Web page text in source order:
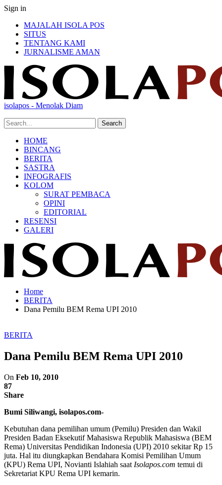
Sign in
MAJALAH ISOLA POS
SITUS
TENTANG KAMI
JURNALISME AMAN
isolapos - Menolak Diam
HOME
BINCANG
BERITA
SASTRA
INFOGRAFIS
KOLOM
SURAT PEMBACA
OPINI
EDITORIAL
RESENSI
GALERI
Home
BERITA
Dana Pemilu BEM Rema UPI 2010
BERITA
Dana Pemilu BEM Rema UPI 2010
On Feb 10, 2010
87
Share
Bumi Siliwangi, isolapos.com-
Kebutuhan dana pemilihan umum (Pemilu) Presiden dan Wakil
Presiden Badan Eksekutif Mahasiswa Republik Mahasiswa (BEM
Rema) Universitas Pendidikan Indonesia (UPI) 2010 sekitar Rp 15
juta. Hal itu diungkapkan Bendahara Komisi Pemilihan Umum
(KPU) Rema UPI, Novianti Islahiah saat Isolapos.com temui di
Sekretariat KPU Rema UPI kemarin.